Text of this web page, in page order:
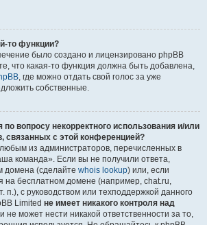
то функции?
было создано и лицензировано phpBB
что какая-то функция должна быть добавлена,
, где можно отдать свой голос за уже
собственные.
вопросу некорректного использования и/или
связанных с этой конференцией?
из администраторов, перечисленных в
команда». Если вы не получили ответа,
домена (сделайте whois lookup) или, если
на бесплатном домене (например, chat.ru,
п.), с руководством или техподдержкой данного
Limited не имеет никакого контроля над
и не может нести никакой ответственности за то,